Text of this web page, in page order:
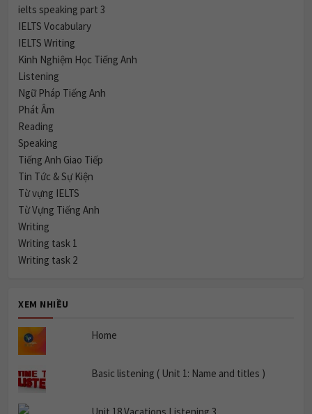
ielts speaking part 3
IELTS Vocabulary
IELTS Writing
Kinh Nghiệm Học Tiếng Anh
Listening
Ngữ Pháp Tiếng Anh
Phát Âm
Reading
Speaking
Tiếng Anh Giao Tiếp
Tin Tức & Sự Kiện
Từ vựng IELTS
Từ Vựng Tiếng Anh
Writing
Writing task 1
Writing task 2
XEM NHIỀU
Home
Basic listening ( Unit 1: Name and titles )